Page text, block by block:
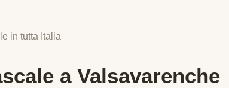
in tutta Italia
a Valsavarenche